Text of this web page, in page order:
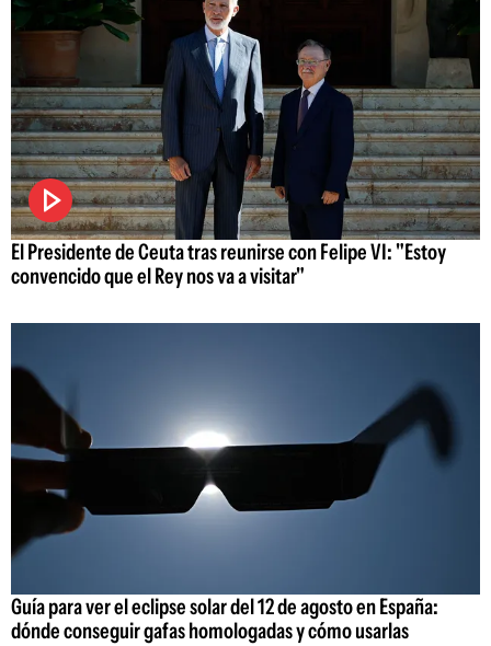
El Presidente de Ceuta tras reunirse con Felipe VI: "Estoy
convencido que el Rey nos va a visitar"
Guía para ver el eclipse solar del 12 de agosto en España:
dónde conseguir gafas homologadas y cómo usarlas